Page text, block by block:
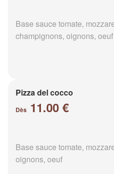
Base sauce tomate,
champignons, oignons, oeuf
Pizza del cocco
Dès 11.00 €
Base sauce tomate,
oignons, oeuf